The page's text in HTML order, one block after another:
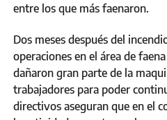
entre los que más faenaron.
Dos meses después del
operaciones en el área de
dañaron gran parte de la
trabajadores para poder
directivos aseguran que en el